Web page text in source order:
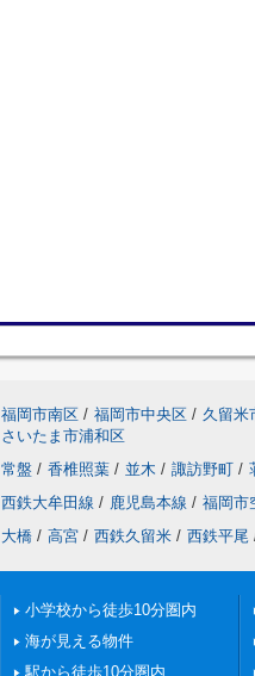
福岡市南区 / 福岡市中央区 / 久留米
さいたま市浦和区
常盤 / 香椎照葉 / 並木 / 諏訪野町 /
西鉄大牟田線 / 鹿児島本線 / 福岡市
大橋 / 高宮 / 西鉄久留米 / 西鉄平尾
小学校から徒歩10分圏内
海が見える物件
駅から徒歩10分圏内